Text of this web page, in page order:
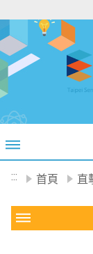
移至網頁之主要
::: 首頁 直